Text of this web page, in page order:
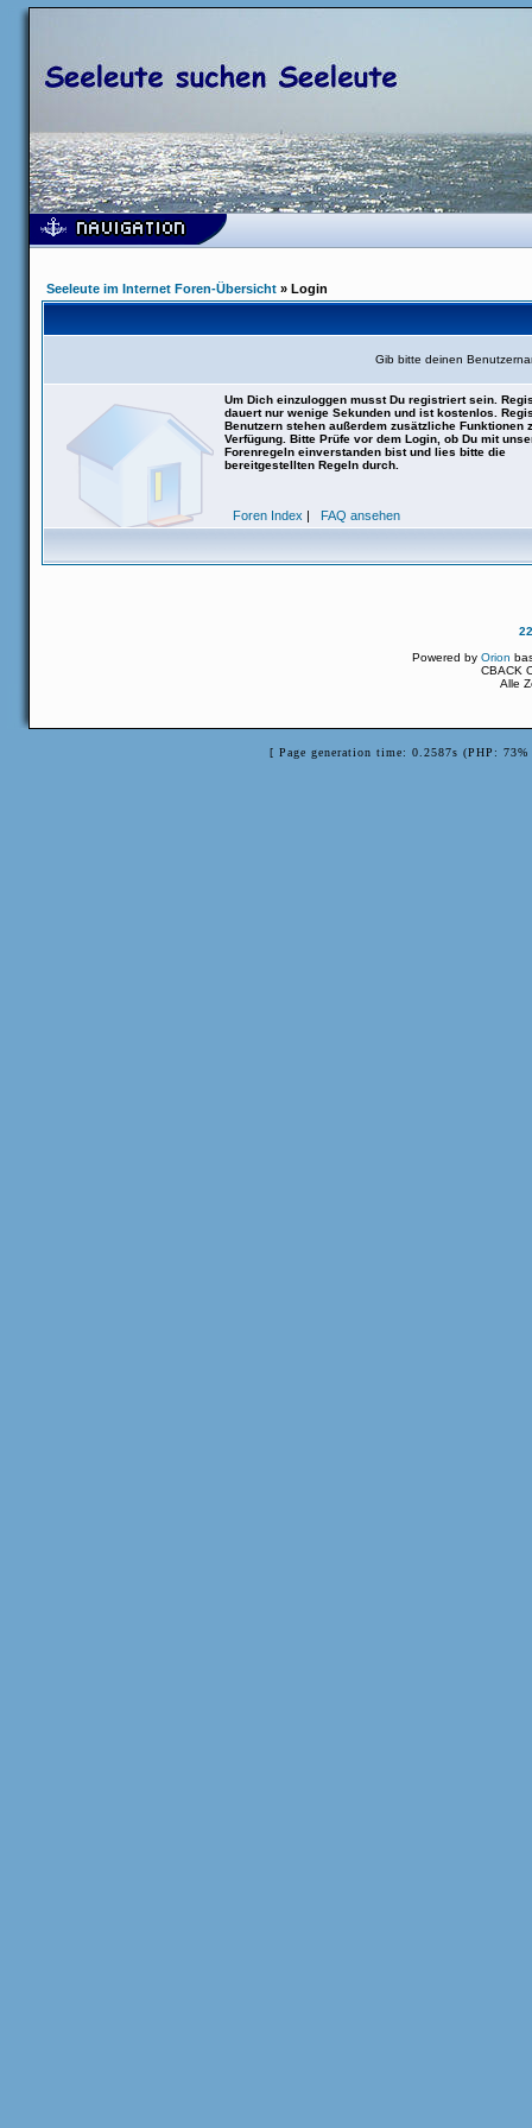
Seeleute im Internet Foren-Übersicht » Login
Gib bitte deinen
Um Dich einzuloggen musst Du registriert sein.
dauert nur wenige Sekunden und ist kostenlos.
Benutzern stehen außerdem zusätzliche Funktionen
Verfügung. Bitte Prüfe vor dem Login, ob Du mit
Forenregeln einverstanden bist und lies bitte die
bereitgestellten Regeln durch.
Foren Index | FAQ ansehen
Powered byOrion
CBACK
Alle
[ Page generation time: 0.2587s (PHP: